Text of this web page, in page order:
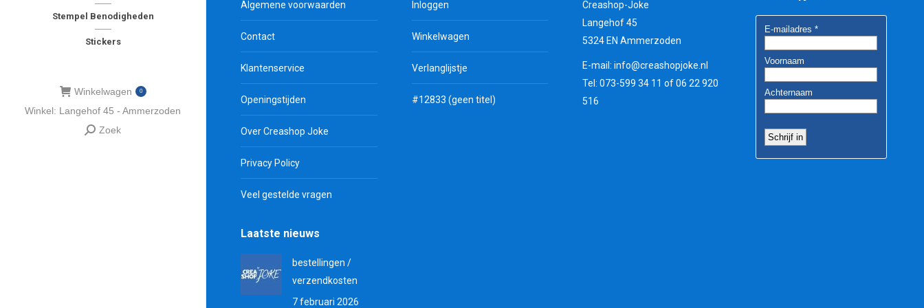
Stempel Benodigheden
Stickers
Winkelwagen 0
Winkel: Langehof 45 - Ammerzoden
Zoeken:
Zoek
Algemene voorwaarden
Contact
Klantenservice
Openingstijden
Over Creashop Joke
Privacy Policy
Veel gestelde vragen
Inloggen
Winkelwagen
Verlanglijstje
#12833 (geen titel)
Creashop-Joke
Langehof 45
5324 EN Ammerzoden
E-mail: info@creashopjoke.nl
Tel: 073-599 34 11 of 06 22 920
516
Laatste nieuws
bestellingen /
verzendkosten
7 februari 2026